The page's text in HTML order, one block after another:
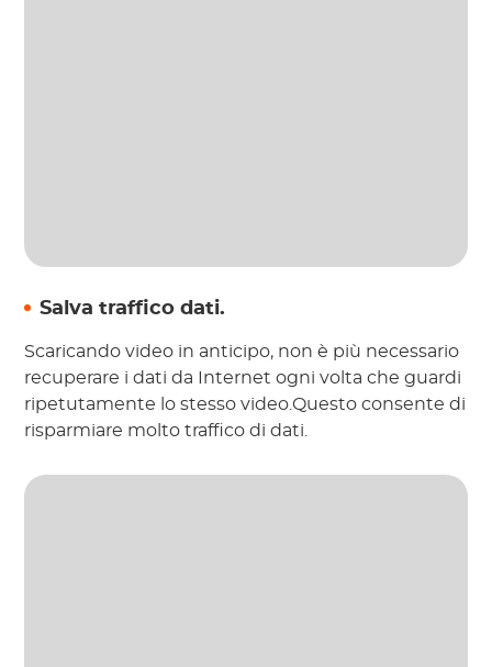
Salva traffico dati.
Scaricando video in anticipo, non è più necessario
recuperare i dati da Internet ogni volta che guardi
ripetutamente lo stesso video.Questo consente di
risparmiare molto traffico di dati.